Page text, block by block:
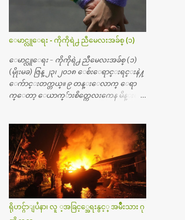
တ္ အရိုးအစားထိုးကုပါတယ္။ ေဆးစစ္၊ေဆး
ဝယ္၊ ခြဲစိတ္ကု၊ အရိုးအစားထိုးပစၥည္း စတဲ့စရိ
တ္ေတြနဲ႔ေဆးရံုမွာ ၂ ပတ္ေနထိုင္စရိတ္ သိ
န္း ၇၀ ေလာက္ ကုန္သြားပါတယ္။ သူငယ္ခ်င္းျ
ဖစ္သူကို လာေတြ႔ရင္း ဟိုတယ္လို သန္႔ရွင္း
သပ္ရပ္တဲ့ ဝိတိုရိယေဆးရံုမွာ စီတီစကင္ နဲ႔ အမ္အာ
အိုင္1 စက္ခန္းကိုေတြ႔လို႔ေမးၾကည့္ေ
တာ့ တခါစမ္းရင္ က်ပ္တသိန္းေက်ာ္ က်သင့္တ
ကီးေတြနဲ႔ စမ္းသပ္ရပါတယ္။ ခႏၱာကိုယ္အစိတ္ပို
င္း ကလီစာေတြကိုၾကည့္ရႈတဲ့ အာလထ
ရာေဆာင္း2 စက္ေတြကေတာ့ ေစ်းသိပ္မႀ
ကီးလို႔ ျမန္မာျပည္ေဆးရံုတိုင္းရွိပါတယ္။
တစ္ခါစမ္းရင္ က်ပ္တစ္ေသာင္းေလာက္ က်သ
င့္ပါတယ္။ စာေရးသူ လြန္ခဲ့တဲ့ (၂)...
ေမာင္လူေရး - ကိုကိုရဲ႕ ညီမေလးအခ်စ္ (၁)
ေမာင္လူေရး - ကိုကိုရဲ႕ ညီမေလးအခ်စ္ (၁)
(မိုုးမခ) ဇြန္ ၂၃၊ ၂၀၁၈ ေစ်းေရာင္းရင္းနဲ႔
ေက်ာင္းတက္တယ္။ ၉ တန္းေလာက္ ေရာ
က္ေတာ့ ေယာက္်ားစိတ္ကေလးကေန မိန္းမစိ
တာေပါ့။ မိန္းကေလး အေပါင္းအသင္းလ
ည္း မ်ားတယ္။ ငယ္ငယ္တုန္းကေတာ့ အမေတြနဲ႔
ေနတာဆုိေတာ့ သနပ္ခါးေလးေတြ လိမ္း
တယ္။ ပန္းပန္တယ္။ မိန္းကေလး အဝတ္အစားေ
တြကိုလည္း ခုိးဝတ္တယ္။ မိန္းမစိတ္ရွိေတာ့
ရွိေပမယ့္ ကိုယ့္ကိုယ္ကို မိန္းမစိတ္ေပါက္မွန္း
သိတာက ၉ တန္း၊ ၁၀ တန္းေလာက္ကမွ။ ညီအ
စ္ကို ေမာင္နွမ အားလံုး ၆ ေယာက္ရွိတယ္။ အစ္ကို ၃
ရိုဟင္ဂ်ာျပႆနာ၊ လူ ့အခြင့္အေရးနွင့္ အမ်ိဳးသား ဂု